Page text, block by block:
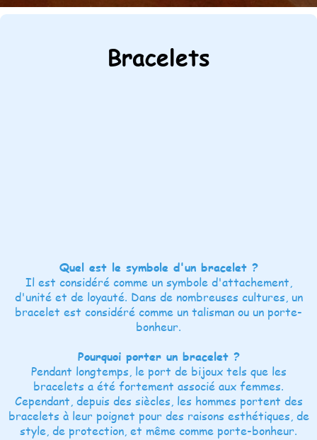
Bracelets
Quel est le symbole d'un bracelet ?
Il est considéré comme un symbole d'attachement,
d'unité et de loyauté. Dans de nombreuses cultures, un
bracelet est considéré comme un talisman ou un porte-
bonheur.
Pourquoi porter un bracelet ?
Pendant longtemps, le port de bijoux tels que les
bracelets a été fortement associé aux femmes.
Cependant, depuis des siècles, les hommes portent des
bracelets à leur poignet pour des raisons esthétiques, de
style, de protection, et même comme porte-bonheur.